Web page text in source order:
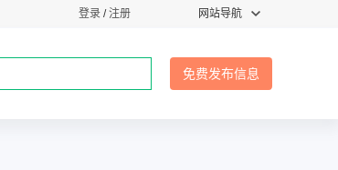
登录 /注册 网站导航
免费发布信息